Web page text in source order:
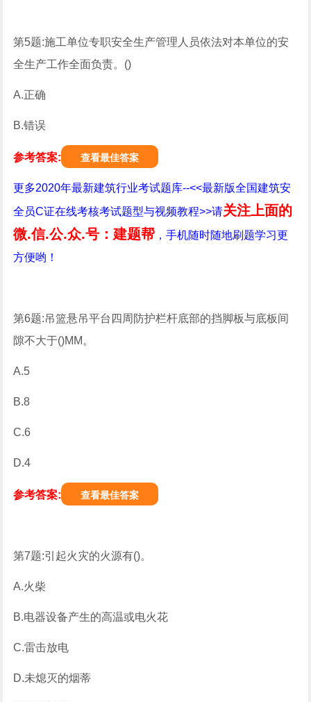
第5题:施工单位专职安全生产管理人员依法对本单位的安
全生产工作全面负责。()
A.正确
B.错误
参考答案: 查看最佳答案
更多2020年最新建筑行业考试题库--<<最新版全国建筑安
全员C证在线考核考试题型与视频教程>>请关注上面的
微.信.公.众.号：建题帮 ，手机随时随地刷题学习更
方便哟！
第6题:吊篮悬吊平台四周防护栏杆底部的挡脚板与底板间
隙不大于()MM。
A.5
B.8
C.6
D.4
参考答案: 查看最佳答案
第7题:引起火灾的火源有()。
A.火柴
B.电器设备产生的高温或电火花
C.雷击放电
D.未熄灭的烟蒂